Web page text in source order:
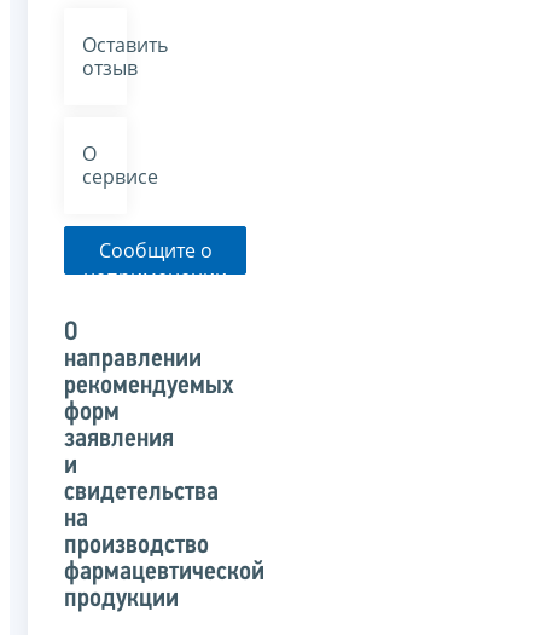
Оставить
отзыв
О
сервисе
Сообщите о
неприменении
указанного
письма
О
направлении
рекомендуемых
форм
заявления
и
свидетельства
на
производство
фармацевтической
продукции